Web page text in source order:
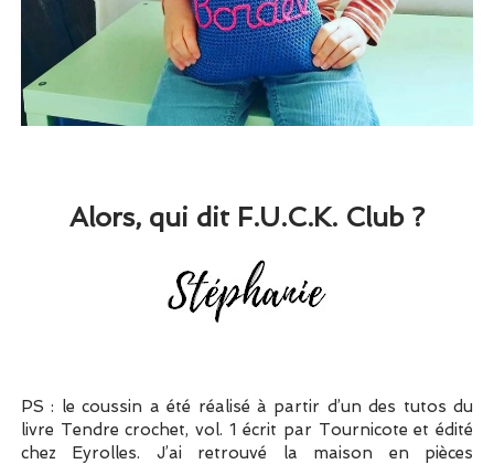
Alors, qui dit F.U.C.K. Club ?
PS : le coussin a été réalisé à partir d’un des tutos du
livre Tendre crochet, vol. 1 écrit par Tournicote et édité
chez Eyrolles. J’ai retrouvé la maison en pièces